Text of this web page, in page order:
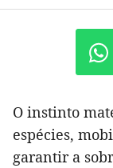
O instinto
espécies,
garantir a